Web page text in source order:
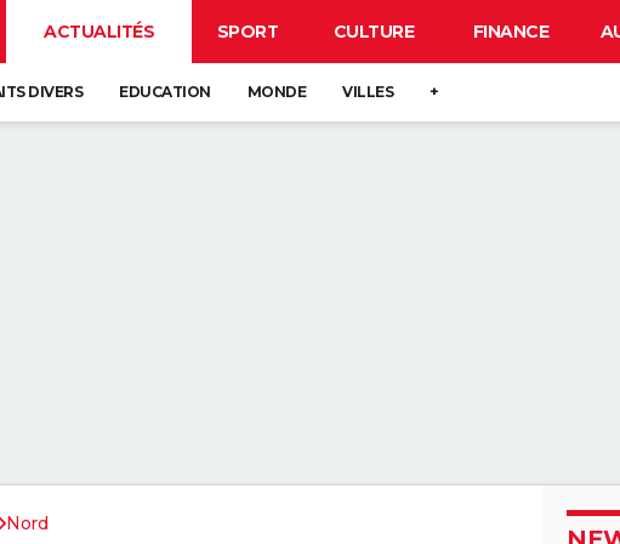
ACTUALITÉS SPORT CULTURE FINANCE
DIVERS EDUCATION MONDE VILLES +
Nord